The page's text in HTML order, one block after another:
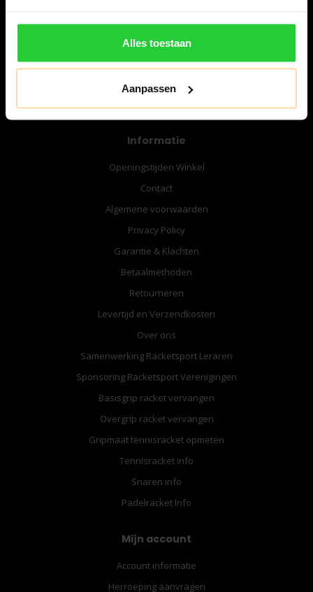
Alles toestaan
Aanpassen
info@bespanracket.nl
Informatie
Openingstijden Winkel
Contact
Algemene voorwaarden
Privacy Policy
Garantie & Klachten
Betaalmethoden
Retourneren
Levertijd en Verzendkosten
Over ons
Samenwerking Racketsport Leraren
Sponsoring Racketsport Verenigingen
Basisgrip racket vervangen
Overgrip racket vervangen
Gripmaat tennisracket opmeten
Tennisracket info
Snaren info
Padelracket Info
Mijn account
Account informatie
Herroeping aanvragen